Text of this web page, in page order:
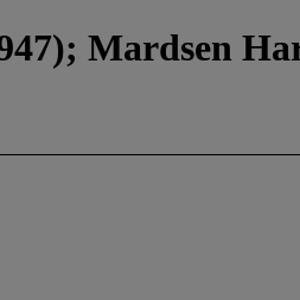
Mardsen